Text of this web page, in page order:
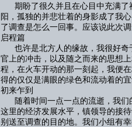
期盼了很久并且在心目中充满了
阳，孤独的并悲壮着的身影成了我
了调查是怎么一回事。应该说此次
启程篇
也许是北方人的缘故，我很好奇
官上的冲击，以及随之而来的思想
程，在火车开动的那一刻起，我便
得的仅仅是满眼的绿色和流动着的
初来乍到
随着时间一点一点的流逝，我们
这里的经济发展水平，镇领导的接
别送至调查的目的地。我们小组有